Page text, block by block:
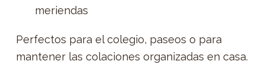
meriendas
Perfectos para el colegio, paseos o para
mantener las colaciones organizadas en casa.